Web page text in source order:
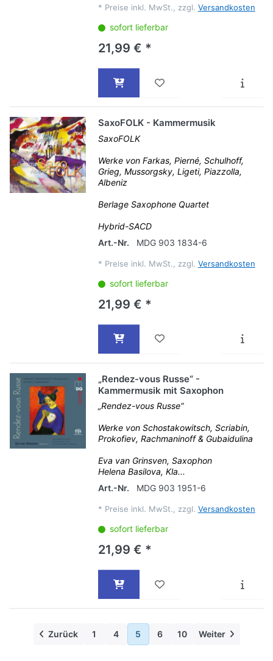
* Preise inkl. MwSt., zzgl. Versandkosten
sofort lieferbar
21,99 € *
SaxoFOLK - Kammermusik
SaxoFOLK
Werke von Farkas, Pierné, Schulhoff,
Grieg, Mussorgsky, Ligeti, Piazzolla,
Albeniz
Berlage Saxophone Quartet
Hybrid-SACD
Art.-Nr.
MDG 903 1834-6
* Preise inkl. MwSt., zzgl. Versandkosten
sofort lieferbar
21,99 € *
„Rendez-vous Russe“ -
Kammermusik mit Saxophon
„Rendez-vous Russe“
Werke von Schostakowitsch, Scriabin,
Prokofiev, Rachmaninoff & Gubaidulina
Eva van Grinsven, Saxophon
Helena Basilova, Kla...
Art.-Nr.
MDG 903 1951-6
* Preise inkl. MwSt., zzgl. Versandkosten
sofort lieferbar
21,99 € *
Zurück 1 4 5 6 10 Weiter